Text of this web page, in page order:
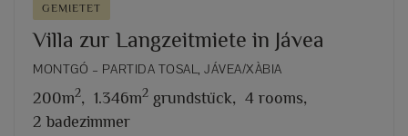
GEMIETET
Villa zur Langzeitmiete in Jávea
MONTGÓ – PARTIDA TOSAL, JÁVEA/XÀBIA
200m2, 1.346m2 grundstück, 4 rooms,
2 badezimmer